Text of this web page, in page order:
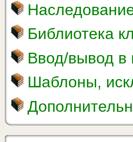
Библиотека
Ввод/вывод в
Шаблоны,